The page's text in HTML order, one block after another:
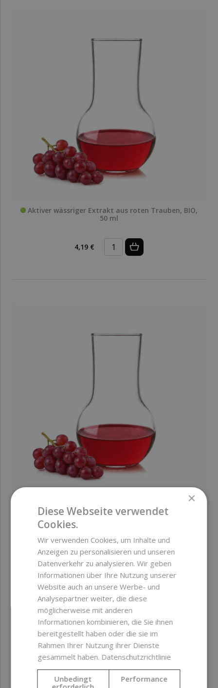
Aktiver wässriger Extrakt aus roten Trauben, BIO,
50 ml
4,19 €
500 ml
24,99 €
×
Diese Webseite verwendet
Cookies.
Wir verwenden Cookies, um Inhalte und
Anzeigen zu personalisieren und unseren
Datenverkehr zu analysieren. Wir geben
Informationen über Ihre Nutzung unserer
Website auch an unsere Werbe- und
Analysepartner weiter, die diese
möglicherweise mit anderen
Informationen kombinieren, die Sie ihnen
bereitgestellt haben oder die sie im
Rahmen Ihrer Nutzung ihrer Dienste
gesammelt haben. Datenschutzrichtlinie
Unbedingt
Performance